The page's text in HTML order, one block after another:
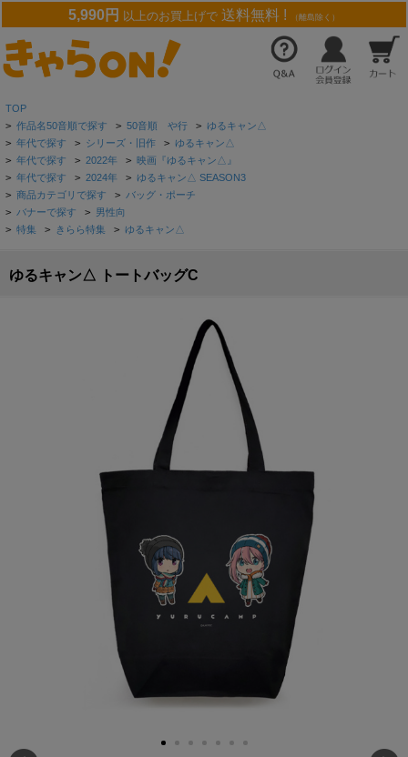
5,990円 以上のお買上げで 送料無料 ! （離島除く）
TOP
> 作品名50音順で探す > 50音順 や行 > ゆるキャン△
> 年代で探す > シリーズ・旧作 > ゆるキャン△
> 年代で探す > 2022年 > 映画『ゆるキャン△』
> 年代で探す > 2024年 > ゆるキャン△ SEASON3
> 商品カテゴリで探す > バッグ・ポーチ
> バナーで探す > 男性向
> 特集 > きらら特集 > ゆるキャン△
ゆるキャン△ トートバッグC